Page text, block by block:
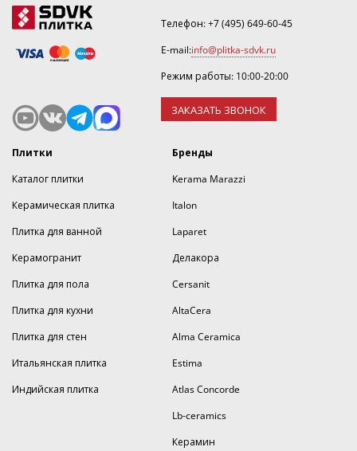
Телефон:+7 (495) 649-60-45
E-mail:info@plitka-sdvk.ru
Режим работы: 10:00-20:00
ЗАКАЗАТЬ ЗВОНОК
Плитки
Каталог плитки
Керамическая плитка
Плитка для ванной
Керамогранит
Плитка для пола
Плитка для кухни
Плитка для стен
Итальянская плитка
Индийская плитка
Бренды
Kerama Marazzi
Italon
Laparet
Делакора
Cersanit
AltaCera
Alma Ceramica
Estima
Atlas Concorde
Lb-ceramics
Керамин